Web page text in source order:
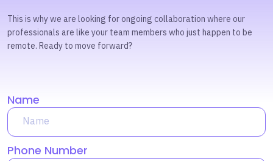
This is why we are looking for ongoing collaboration where our
professionals are like your team members who just happen to be
remote. Ready to move forward?
Name
Phone Number